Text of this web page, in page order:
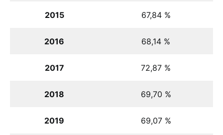
2015 67,84 %
2016 68,14 %
2017 72,87 %
2018 69,70 %
2019 69,07 %